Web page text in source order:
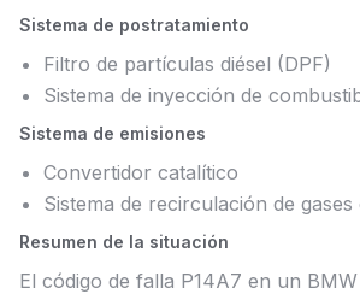
Sistema de postratamiento
Filtro de partículas diésel (DPF)
Sistema de inyección de
Sistema de emisiones
Convertidor catalítico
Sistema de recirculación de gases
Resumen de la situación
El código de falla P14A7 en un